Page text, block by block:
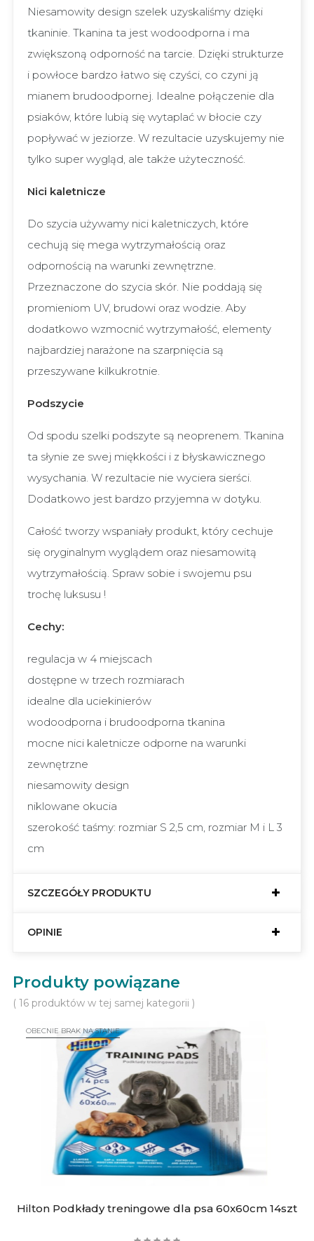
Niesamowity design szelek uzyskaliśmy dzięki
tkaninie. Tkanina ta jest wodoodporna i ma
zwiększoną odporność na tarcie. Dzięki strukturze
i powłoce bardzo łatwo się czyści, co czyni ją
mianem brudoodpornej. Idealne połączenie dla
psiaków, które lubią się wytaplać w błocie czy
popływać w jeziorze. W rezultacie uzyskujemy nie
tylko super wygląd, ale także użyteczność.
Nici kaletnicze
Do szycia używamy nici kaletniczych, które
cechują się mega wytrzymałością oraz
odpornością na warunki zewnętrzne.
Przeznaczone do szycia skór. Nie poddają się
promieniom UV, brudowi oraz wodzie. Aby
dodatkowo wzmocnić wytrzymałość, elementy
najbardziej narażone na szarpnięcia są
przeszywane kilkukrotnie.
Podszycie
Od spodu szelki podszyte są neoprenem. Tkanina
ta słynie ze swej miękkości i z błyskawicznego
wysychania. W rezultacie nie wyciera sierści.
Dodatkowo jest bardzo przyjemna w dotyku.
Całość tworzy wspaniały produkt, który cechuje
się oryginalnym wyglądem oraz niesamowitą
wytrzymałością. Spraw sobie i swojemu psu
trochę luksusu !
Cechy:
regulacja w 4 miejscach
dostępne w trzech rozmiarach
idealne dla uciekinierów
wodoodporna i brudoodporna tkanina
mocne nici kaletnicze odporne na warunki
zewnętrzne
niesamowity design
niklowane okucia
szerokość taśmy: rozmiar S 2,5 cm, rozmiar M i L 3
cm
SZCZEGÓŁY PRODUKTU
OPINIE
Produkty powiązane
( 16 produktów w tej samej kategorii )
OBECNIE BRAK NA STANIE
Hilton Podkłady treningowe dla psa 60x60cm 14szt